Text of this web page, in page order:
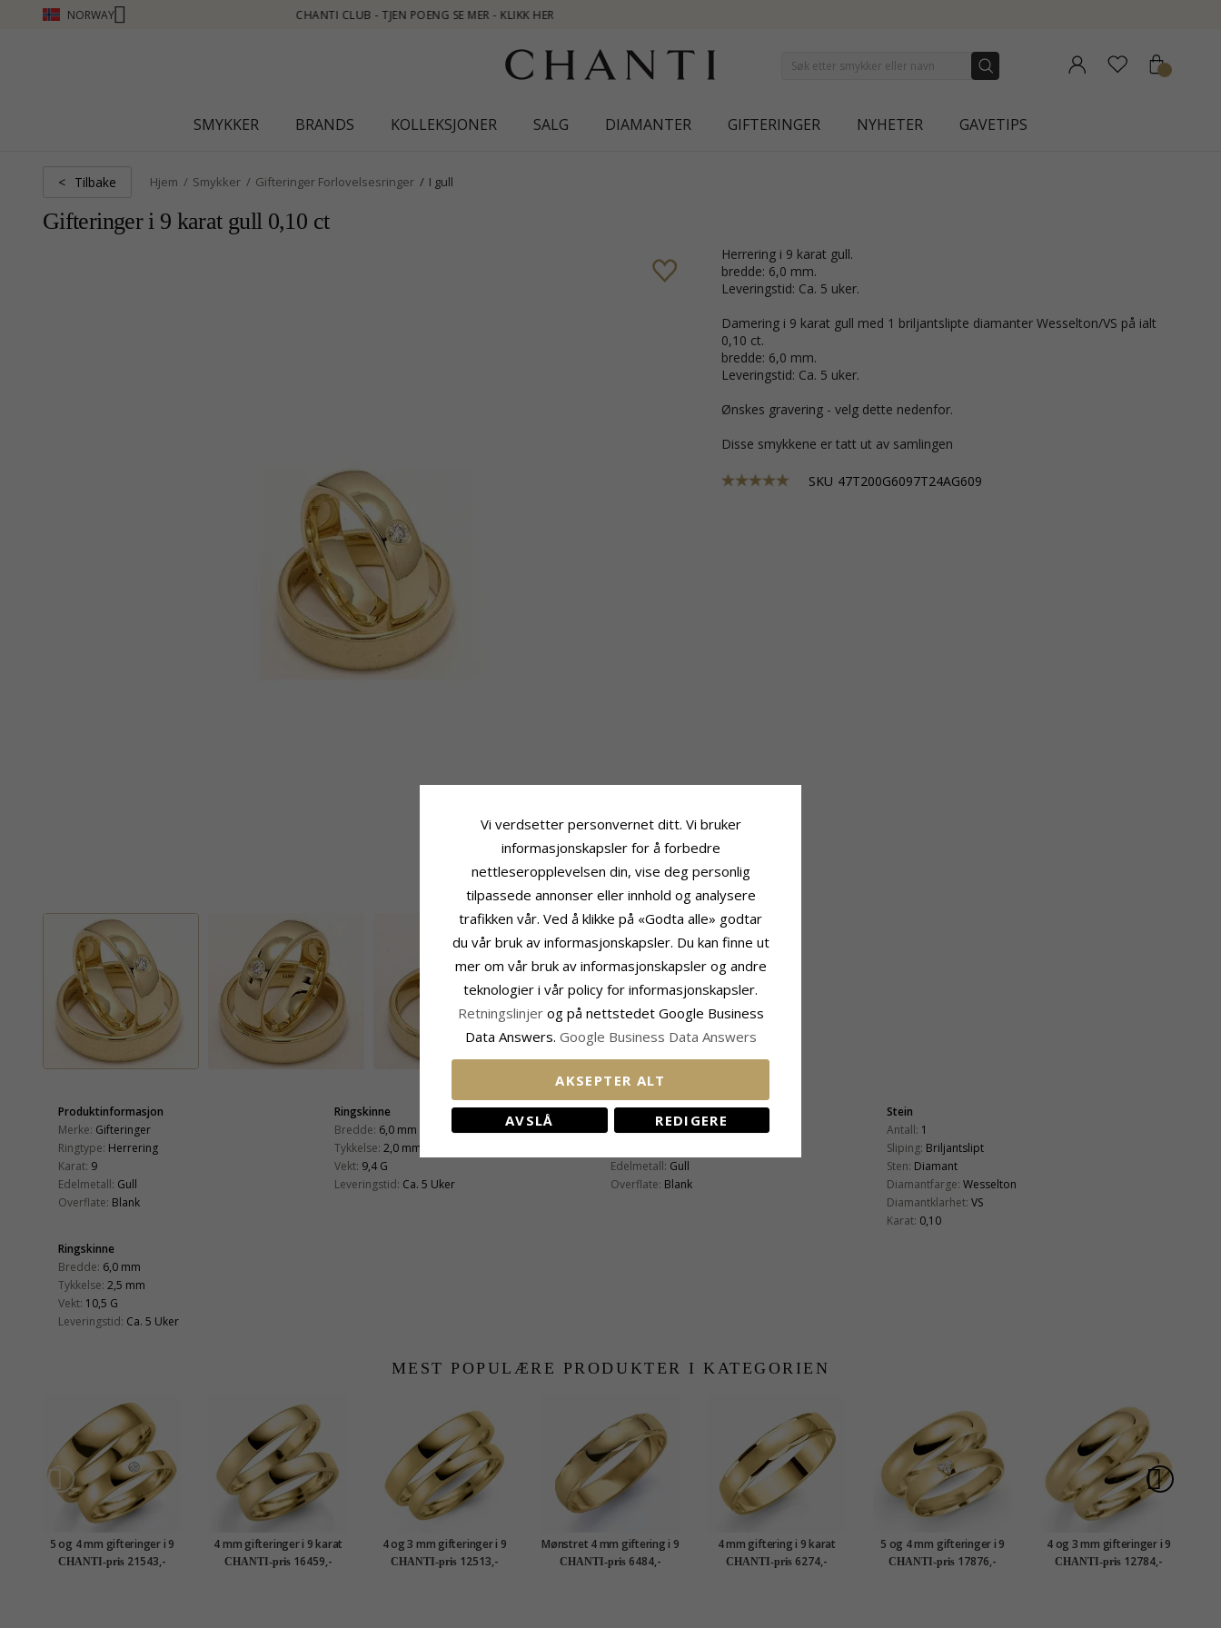
NORWAY
POENG SE MER - KLIKK HER
SMYKKER BRANDS KOLLEKSJONER SALG DIAMANTER GIFTERINGER NYHETER GAVETIPS
< Tilbake Hjem Smykker Gifteringer Forlovelsesringer I gull
Gifteringer i 9 karat gull 0,10 ct
Herrering i 9 karat gull.
bredde: 6,0 mm.
Leveringstid: Ca. 5 uker.
Damering i 9 karat gull med 1 briljantslipte diamanter Wesselton/VS på ialt
0,10 ct.
bredde: 6,0 mm.
Leveringstid: Ca. 5 uker.
Ønskes gravering - velg dette nedenfor.
Disse smykkene er tatt ut av samlingen
SKU 47T200G6097T24AG609
Produktinformasjon
Merke: Gifteringer
Ringtype: Herrering
Karat: 9
Edelmetall: Gull
Overflate: Blank
Ringskinne
Bredde: 6,0 mm
Tykkelse: 2,0 mm
Vekt: 9,4 G
Leveringstid: Ca. 5 Uker
Produktinformasjon
Ringtype:Damering
Edelmetall: Gull
Overflate: Blank
Stein
Antall: 1
Sliping: Briljantslipt
Sten: Diamant
Diamantfarge: Wesselton
Diamantklarhet: VS
Karat: 0,10
Ringskinne
Bredde: 6,0 mm
Tykkelse: 2,5 mm
Vekt: 10,5 G
Leveringstid: Ca. 5 Uker
MEST POPULÆRE PRODUKTER I KATEGORIEN
5 og 4 mm gifteringer i 9
karat gull 0,03 ct - par
CHANTI-pris 21543,-
4 mm gifteringer i 9 karat
gull - par
CHANTI-pris 16459,-
4 og 3 mm gifteringer i 9
karat gull - par
CHANTI-pris 12513,-
Mønstret 4 mm giftering i 9
karat gull
CHANTI-pris 6484,-
4 mm giftering i 9 karat
gull
CHANTI-pris 6274,-
5 og 4 mm gifteringer i 9
karat gull 0,03 ct - par
CHANTI-pris 17876,-
4 og 3 mm gifteringer i 9
karat gull - par
CHANTI-pris 12784,-
Vi verdsetter personvernet ditt. Vi bruker
informasjonskapsler for å forbedre
nettleseropplevelsen din, vise deg personlig
tilpassede annonser eller innhold og analysere
trafikken vår. Ved å klikke på «Godta alle» godtar
du vår bruk av informasjonskapsler. Du kan finne ut
mer om vår bruk av informasjonskapsler og andre
teknologier i vår policy for informasjonskapsler.
Retningslinjer og på nettstedet Google Business
Data Answers. Google Business Data Answers
AKSEPTER ALT
AVSLÅ REDIGERE